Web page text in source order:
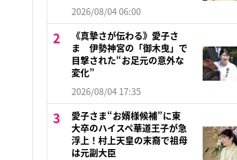
2026/08/04 06:00
《真摯さが伝わる》愛子さ
ま 伊勢神宮の「御木曳」で
目撃された“お足元の意外な
変化”
2026/08/04 17:35
愛子さま“お婿様候補”に東
大卒のハイスペ華道王子が急
浮上！村上天皇の末裔で祖母
は元副大臣